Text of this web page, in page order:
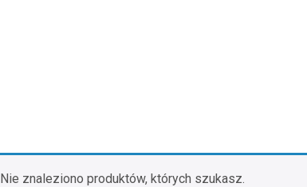
Nie znaleziono produktów, których szukasz.